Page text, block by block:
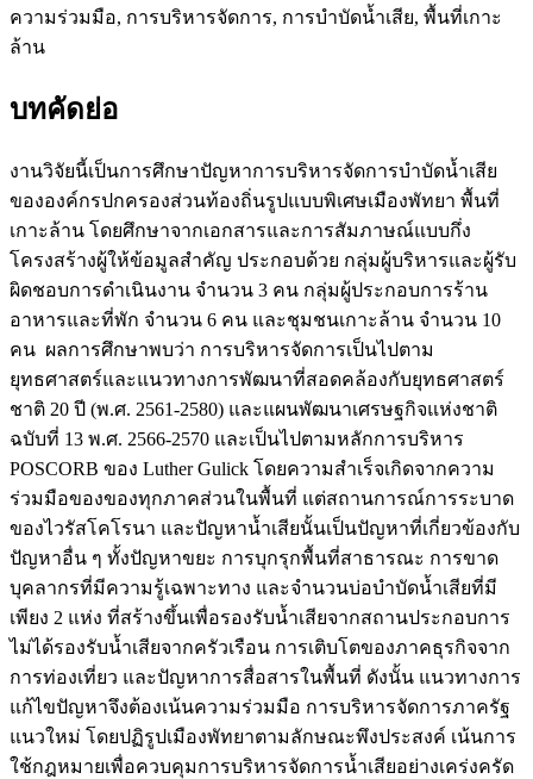
ความร่วมมือ, การบริหารจัดการ, การบำบัดน้ำเสีย, พื้นที่เกาะ
ล้าน
บทคัดย่อ
งานวิจัยนี้เป็นการศึกษาปัญหาการบริหารจัดการบำบัดน้ำเสีย
ขององค์กรปกครองส่วนท้องถิ่นรูปแบบพิเศษเมืองพัทยา พื้นที่
เกาะล้าน โดยศึกษาจากเอกสารและการสัมภาษณ์แบบกึ่ง
โครงสร้างผู้ให้ข้อมูลสำคัญ ประกอบด้วย กลุ่มผู้บริหารและผู้รับ
ผิดชอบการดำเนินงาน จำนวน 3 คน กลุ่มผู้ประกอบการร้าน
อาหารและที่พัก จำนวน 6 คน และชุมชนเกาะล้าน จำนวน 10
คน ผลการศึกษาพบว่า การบริหารจัดการเป็นไปตาม
ยุทธศาสตร์และแนวทางการพัฒนาที่สอดคล้องกับยุทธศาสตร์
ชาติ 20 ปี (พ.ศ. 2561-2580) และแผนพัฒนาเศรษฐกิจแห่งชาติ
ฉบับที่ 13 พ.ศ. 2566-2570 และเป็นไปตามหลักการบริหาร
POSCORB ของ Luther Gulick โดยความสำเร็จเกิดจากความ
ร่วมมือของของทุกภาคส่วนในพื้นที่ แต่สถานการณ์การระบาด
ของไวรัสโคโรนา และปัญหาน้ำเสียนั้นเป็นปัญหาที่เกี่ยวข้องกับ
ปัญหาอื่น ๆ ทั้งปัญหาขยะ การบุกรุกพื้นที่สาธารณะ การขาด
บุคลากรที่มีความรู้เฉพาะทาง และจำนวนบ่อบำบัดน้ำเสียที่มี
เพียง 2 แห่ง ที่สร้างขึ้นเพื่อรองรับน้ำเสียจากสถานประกอบการ
ไม่ได้รองรับน้ำเสียจากครัวเรือน การเติบโตของภาคธุรกิจจาก
การท่องเที่ยว และปัญหาการสื่อสารในพื้นที่ ดังนั้น แนวทางการ
แก้ไขปัญหาจึงต้องเน้นความร่วมมือ การบริหารจัดการภาครัฐ
แนวใหม่ โดยปฏิรูปเมืองพัทยาตามลักษณะพึงประสงค์ เน้นการ
ใช้กฎหมายเพื่อควบคุมการบริหารจัดการน้ำเสียอย่างเคร่งครัด